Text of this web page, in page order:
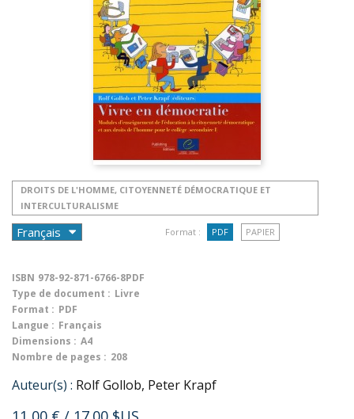
DROITS DE L'HOMME, CITOYENNETÉ DÉMOCRATIQUE ET
INTERCULTURALISME
Format : PDF PAPIER
ISBN 978-92-871-6766-8PDF
Type de document : Livre
Format : PDF
Langue : Français
Dimensions : A4
Nombre de pages : 208
Auteur(s) : Rolf Gollob, Peter Krapf